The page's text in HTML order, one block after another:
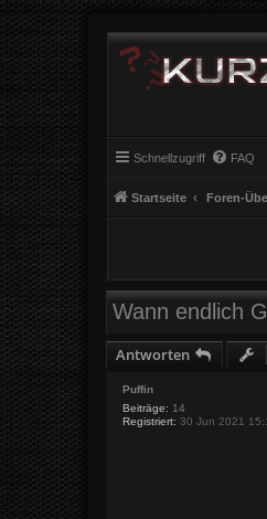
Schnellzugriff FAQ
Startseite Foren-
Wann endlich
Antworten
Puffin
Beiträge: 14
Registriert: 30 Jun 2021